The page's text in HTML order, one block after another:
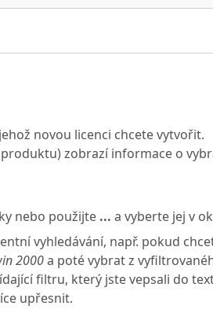
novou licenci chcete vytvořit.
zobrazí informace o
nebo použijte ... a vyberte jej v
vyhledávání, např. pokud
2000a poté vybrat z
filtru, který jste vepsali do
upřesnit.